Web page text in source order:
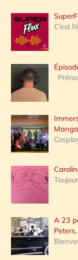
e
r
c
h
e
:
C’est
A 23